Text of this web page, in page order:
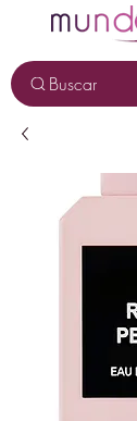
Buscar